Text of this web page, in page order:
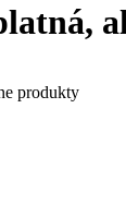
produkty